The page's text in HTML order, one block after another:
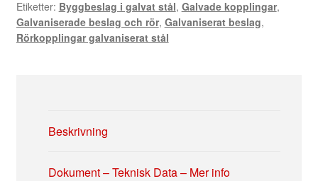
125
mängd
Etiketter: Byggbeslag i galvat stål, Galvade kopplingar,
Galvaniserade beslag och rör, Galvaniserat beslag,
Rörkopplingar galvaniserat stål
Beskrivning
Dokument – Teknisk Data – Mer info